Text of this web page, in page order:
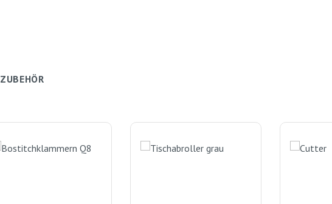
ZUBEHÖR